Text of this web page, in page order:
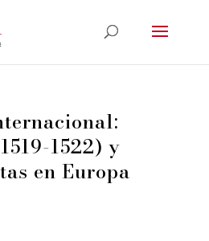
1522) y
en Europa